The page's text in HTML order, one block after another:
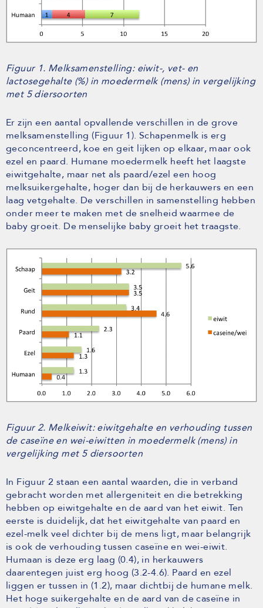
Figuur 1. Melksamenstelling: eiwit-, vet- en
lactosegehalte (%) in moedermelk (mens) in vergelijking
met 5 diersoorten
Er zijn een aantal opvallende verschillen in de grove
melksamenstelling (Figuur 1). Schapenmelk is erg
geconcentreerd, koe en geit lijken op elkaar, maar ook
ezel en paard. Humane moedermelk heeft het laagste
eiwitgehalte, maar net als paard/ezel een hoog
melksuikergehalte, hoger dan bij de herkauwers en een
laag vetgehalte. De verschillen in samenstelling hebben
onder meer te maken met de snelheid waarmee de
baby groeit. De menselijke baby groeit het traagste.
Figuur 2. Melkeiwit: eiwitgehalte en verhouding tussen
de caseïne en wei-eiwitten in moedermelk (mens) in
vergelijking met 5 diersoorten
In Figuur 2 staan een aantal waarden, die in verband
gebracht worden met allergeniteit en die betrekking
hebben op eiwitgehalte en de aard van het eiwit. Ten
eerste is duidelijk, dat het eiwitgehalte van paard en
ezel-melk veel dichter bij de mens ligt, maar belangrijk
is ook de verhouding tussen caseïne en wei-eiwit.
Humaan is deze erg laag (0.4), in herkauwers
daarentegen juist erg hoog (3.2-4.6). Paard en ezel
liggen er tussen in (1.2), maar dichtbij de humane melk.
Het hoge suikergehalte en de aard van de caseïne in